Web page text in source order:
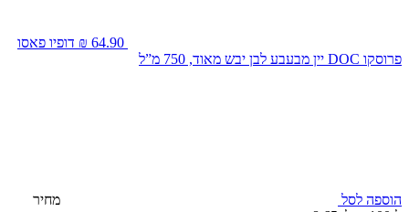
64.90 ₪
דופיו פאסו
פרוסקו DOC יין מבעבע לבן יבש מאוד, 750 מ”ל
הוספה לסל
מחיר